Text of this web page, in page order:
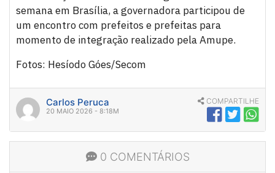
semana em Brasília, a governadora participou de
um encontro com prefeitos e prefeitas para
momento de integração realizado pela Amupe.
Fotos: Hesíodo Góes/Secom
Carlos Peruca
20 MAIO 2026 - 8:18M
COMPARTILHE
0 COMENTÁRIOS